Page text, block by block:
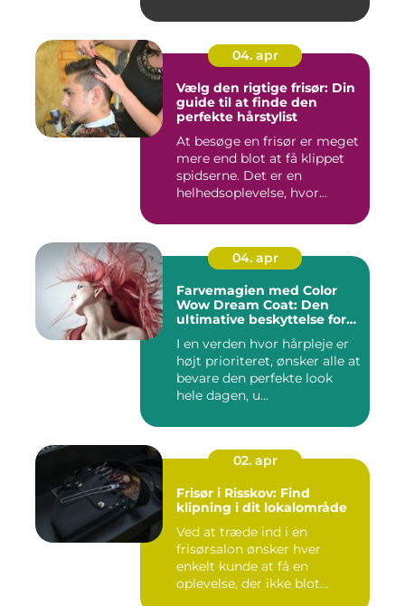
04. apr
Vælg den rigtige frisør: Din
guide til at finde den
perfekte hårstylist
At besøge en frisør er meget
mere end blot at få klippet
spidserne. Det er en
helhedsoplevelse, hvor...
04. apr
Farvemagien med Color
Wow Dream Coat: Den
ultimative beskyttelse for
I en verden hvor hårpleje er
højt prioriteret, ønsker alle at
bevare den perfekte look
hele dagen, u...
02. apr
Frisør i Risskov: Find
klipning i dit lokalområde
Ved at træde ind i en
frisørsalon ønsker hver
enkelt kunde at få en
oplevelse, der ikke blot